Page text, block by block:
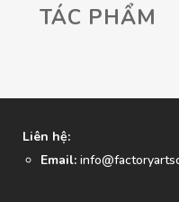
TÁC PHẨM
Liên hệ:
Email: